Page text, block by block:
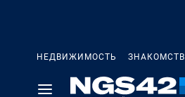
НЕДВИЖИМОСТЬ